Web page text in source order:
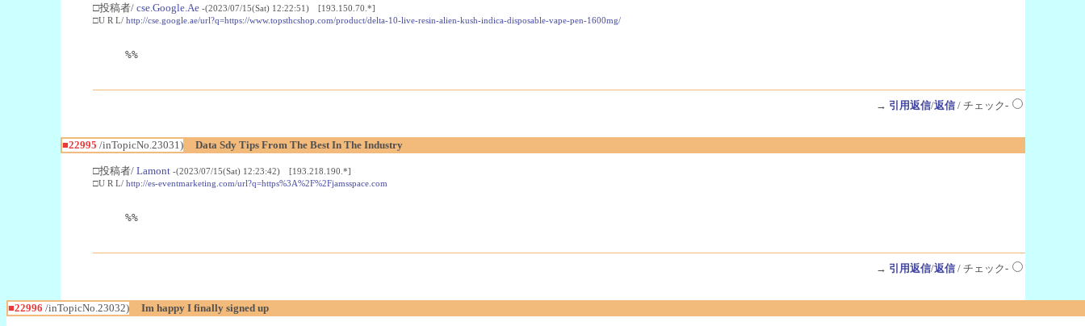
□投稿者/ cse.Google.Ae -(2023/07/15(Sat) 12:22:51) [193.150.70.*]
□U R L/ http://cse.google.ae/url?q=https://www.topsthcshop.com/product/delta-10-live-resin-alien-kush-indica-disposable-vape-pen-1600mg/
%%
→ 引用返信/返信/ チェック-
■22995 /inTopicNo.23031) Data Sdy Tips From The Best In The Industry
□投稿者/ Lamont -(2023/07/15(Sat) 12:23:42) [193.218.190.*]
□U R L/ http://es-eventmarketing.com/url?q=https%3A%2F%2Fjamsspace.com
%%
→ 引用返信/返信/ チェック-
■22996 /inTopicNo.23032) Im happy I finally signed up